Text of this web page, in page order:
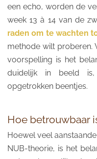
een echo, worden de
week 13 à 14 van de
raden om te wachten
methode wilt proberen.
voorspelling is het
duidelijk in beeld
opgetrokken beentjes.
Hoe betrouwbaar
Hoewel veel
NUB-theorie, is het